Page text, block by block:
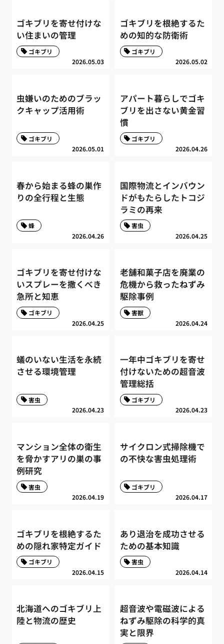
ゴキブリを寄せ付けな
い住まいの管理
2026.05.03
ゴキブリ
ゴキブリを根絶するた
めの知的な防衛術
2026.05.02
ゴキブリ
虫嫌いのためのブラッ
クキャップ活用術
2026.05.01
ゴキブリ
アパート暮らしでゴキ
ブリを出さない黄金習
慣
2026.04.26
ゴキブリ
春から始まる蜂の巣作
りの全行程と生態
2026.04.26
蜂
国際物流とインバウン
ドがもたらしたトコジ
ラミの再来
2026.04.25
害虫
ゴキブリを寄せ付けな
いスプレーを撒くべき
急所と知恵
2026.04.25
ゴキブリ
老舗和菓子店を廃業の
危機から救ったねずみ
駆除事例
2026.04.24
害獣
蟻のいない生活を永続
させる環境管理
2026.04.23
害虫
一年中ゴキブリを寄せ
付けないための超音波
管理総括
2026.04.23
ゴキブリ
マンション全体の衛生
を脅かすアリの巣の事
例研究
2026.04.19
害虫
サイクロン式掃除機で
の不快な害虫処理術
2026.04.17
ゴキブリ
ゴキブリを根絶するた
めの隠れ家特定ガイド
2026.04.15
ゴキブリ
あり退治を成功させる
ための基本知識
2026.04.14
害虫
北海道へのゴキブリ上
陸と物流の歴史
超音波や電磁波による
ねずみ駆除の科学的真
実と限界